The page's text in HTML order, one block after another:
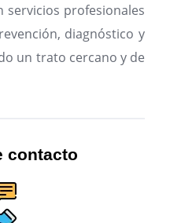
servicios profesionales
diagnóstico y
un trato cercano y de
contacto